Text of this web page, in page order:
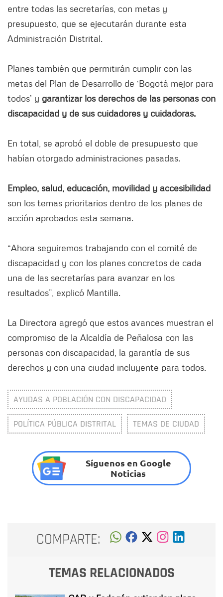
entre todas las secretarías, con metas y
presupuesto, que se ejecutarán durante esta
Administración Distrital.
Planes también que permitirán cumplir con las
metas del Plan de Desarrollo de ‘Bogotá mejor para
todos’ y garantizar los derechos de las personas con
discapacidad y de sus cuidadores y cuidadoras.
En total, se aprobó el doble de presupuesto que
habían otorgado administraciones pasadas.
Empleo, salud, educación, movilidad y accesibilidad
son los temas prioritarios dentro de los planes de
acción aprobados esta semana.
“Ahora seguiremos trabajando con el comité de
discapacidad y con los planes concretos de cada
una de las secretarías para avanzar en los
resultados”, explicó Mantilla.
La Directora agregó que estos avances muestran el
compromiso de la Alcaldía de Peñalosa con las
personas con discapacidad, la garantía de sus
derechos y con una ciudad incluyente para todos.
AYUDAS A POBLACIÓN CON DISCAPACIDAD
POLÍTICA PÚBLICA DISTRITAL TEMAS DE CIUDAD
Síguenos en Google
Noticias
COMPARTE:
TEMAS RELACIONADOS